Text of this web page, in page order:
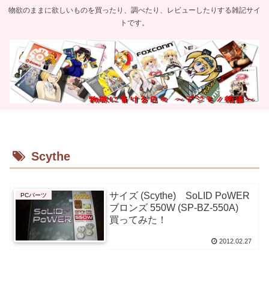
物欲のままに欲しいものを買ったり、調べたり、レビューしたりする雑記サイ
トです。
Scythe
PCパーツ
サイズ (Scythe) SoLID PoWER
ブロンズ 550W (SP-BZ-550A)
買ってみた！
2012.02.27